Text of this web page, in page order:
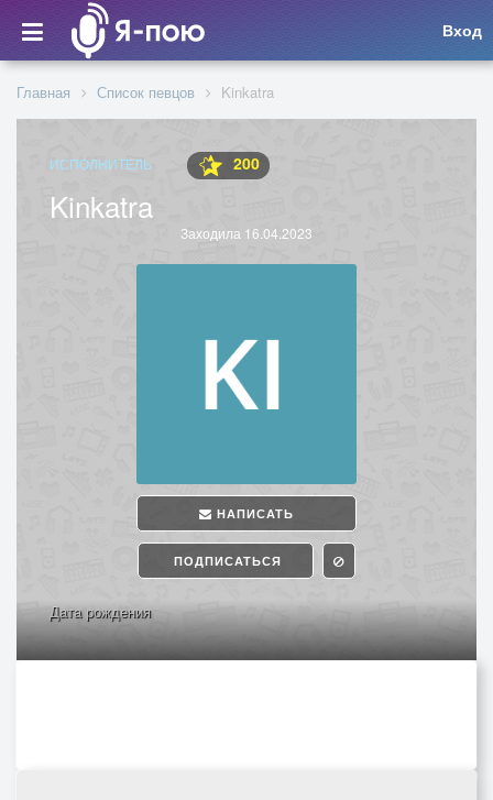
Вход
Главная Список певцов Kinkatra
ИСПОЛНИТЕЛЬ 200
Kinkatra
Заходила 16.04.2023
НАПИСАТЬ
ПОДПИСАТЬСЯ
Дата рождения